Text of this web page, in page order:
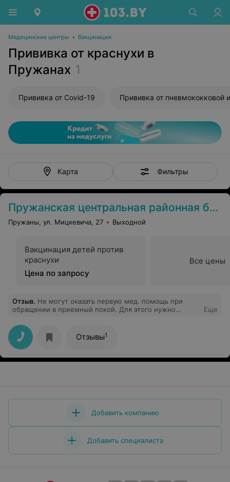
Медицинские центры • Вакцинация
Прививка от краснухи в
Пружанах 1
Прививка от Covid-19
Карта Фильтры
Пружанская центральная районная больница
Пружаны, ул. Мицкевича, 27 Выходной
Вакцинация детей против
краснухи
Цена по запросу
Все цены
Отзыв. Не могут оказать первую мед. помощь при
обращении в приемный покой. Для этого нужно
Больного не вылечат, а здорового замучают. Верх
медецины 21 века. Ни какой организации приема
больных. Молодых специалистов нет. Молодые есть,
но врачами их назвать сложно.Сидят пенсионеры,
которым смерть человека, просто рабочий момент.
Еще
Отзывы1
Добавить компанию
Добавить специалиста